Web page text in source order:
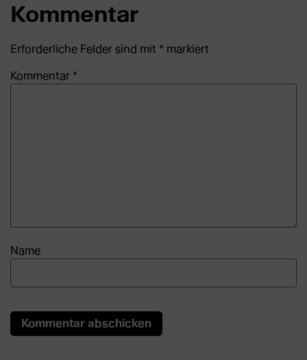
Kommentar
Erforderliche Felder sind mit * markiert
Kommentar *
Name